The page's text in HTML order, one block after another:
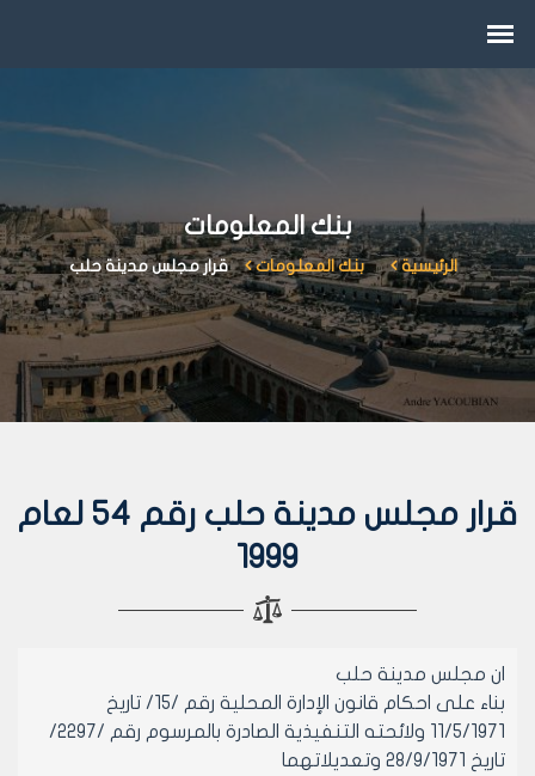
بنك المعلومات
الرئيسية بنك المعلومات قرار مجلس مدينة حلب
قرار مجلس مدينة حلب رقم 54 لعام
1999
ان مجلس مدينة حلب
بناء على احكام قانون الإدارة المحلية رقم /15/ تاريخ
11/5/1971 ولائحته التنفيذية الصادرة بالمرسوم رقم /2297/
تاريخ 28/9/1971 وتعديلاتهما